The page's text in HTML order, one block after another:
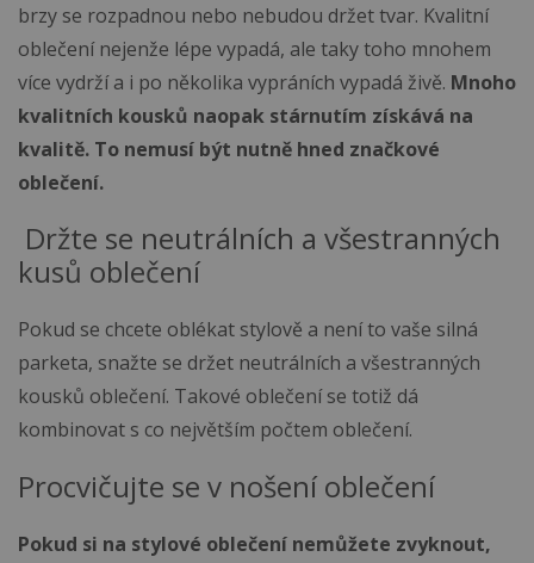
brzy se rozpadnou nebo nebudou držet tvar. Kvalitní
oblečení nejenže lépe vypadá, ale taky toho mnohem
více vydrží a i po několika vypráních vypadá živě. Mnoho
kvalitních kousků naopak stárnutím získává na
kvalitě. To nemusí být nutně hned značkové
oblečení.
Držte se neutrálních a všestranných
kusů oblečení
Pokud se chcete oblékat stylově a není to vaše silná
parketa, snažte se držet neutrálních a všestranných
kousků oblečení. Takové oblečení se totiž dá
kombinovat s co největším počtem oblečení.
Procvičujte se v nošení oblečení
Pokud si na stylové oblečení nemůžete zvyknout,